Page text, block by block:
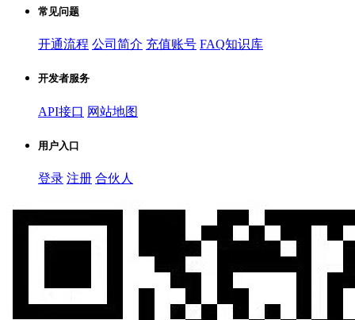
常见问题
开通流程 公司简介 充值账号 FAQ知识库
开发者服务
API接口 网站地图
用户入口
登录 注册 合伙人